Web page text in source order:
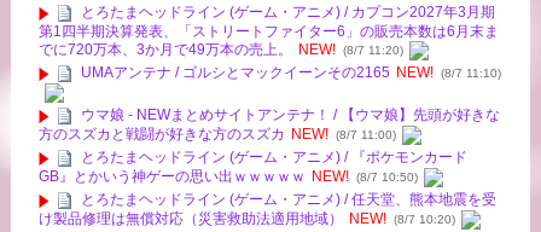
とろたまヘッドライン (ゲーム・アニメ) / カプコン2027年3月期
第1四半期決算発表、「ストリートファイター6」の販売本数は6月末ま
でに720万本、3か月で49万本の売上。
NEW! (8/7 11:20)
UMAアンテナ / ゴルシとマックイーンその2165 NEW! (8/7 11:10)
ウマ娘 - NEWまとめサイトアンテナ！ / 【ウマ娘】先頭が好きな
方のスズカと戦闘が好きな方のスズカ
NEW! (8/7 11:00)
とろたまヘッドライン (ゲーム・アニメ) / 『ポケモンカード
GB』とかいう神ゲーの思い出ｗｗｗｗｗ
NEW! (8/7 10:50)
とろたまヘッドライン (ゲーム・アニメ) / 任天堂、熊本地震を受
け製品修理は無償対応（災害救助法適用地域）
NEW! (8/7 10:20)